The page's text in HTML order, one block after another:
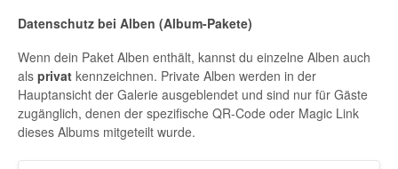
Datenschutz bei Alben (Album-Pakete)
Wenn dein Paket Alben enthält, kannst du einzelne Alben auch
als privat kennzeichnen. Private Alben werden in der
Hauptansicht der Galerie ausgeblendet und sind nur für Gäste
zugänglich, denen der spezifische QR-Code oder Magic Link
dieses Albums mitgeteilt wurde.